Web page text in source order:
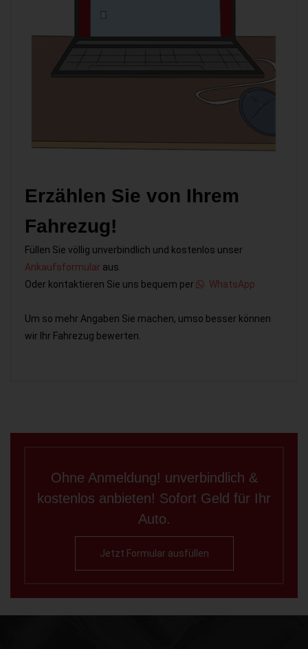
Erzählen Sie von Ihrem
Fahrezug!
Füllen Sie völlig unverbindlich und kostenlos unser
Ankaufsformular aus.
Oder kontaktieren Sie uns bequem per
WhatsApp
Um so mehr Angaben Sie machen, umso besser können
wir Ihr Fahrezug bewerten.
Ohne Anmeldung! unverbindlich &
kostenlos anbieten! Sofort Geld für Ihr
Auto.
Jetzt Formular ausfüllen